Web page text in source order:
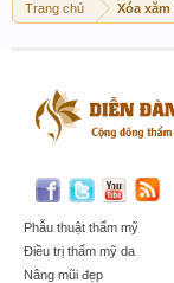
Trang chủ Xóa
Phẫu thuật thẩm mỹ
Điều trị thẩm mỹ da
Nâng mũi đẹp